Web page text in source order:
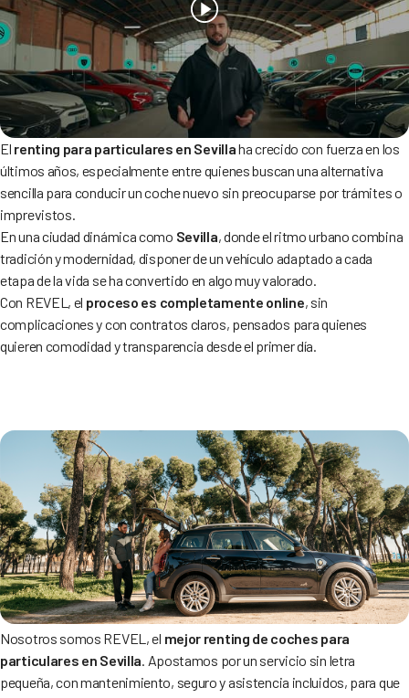
El renting para particulares en Sevillaha crecido con fuerza en los
últimos años, especialmente entre quienes buscan una alternativa
sencilla para conducir un coche nuevo sin preocuparse por trámites o
imprevistos.
En una ciudad dinámica como Sevilla, donde el ritmo urbano combina
tradición y modernidad, disponer de un vehículo adaptado a cada
etapa de la vida se ha convertido en algo muy valorado.
Con REVEL, el proceso es completamente online, sin
complicaciones y con contratos claros, pensados para quienes
quieren comodidad y transparencia desde el primer día.
Nosotros somos REVEL, el mejor renting de coches para
particulares en Sevilla. Apostamos por un servicio sin letra
pequeña, con mantenimiento, seguro y asistencia incluidos, para que